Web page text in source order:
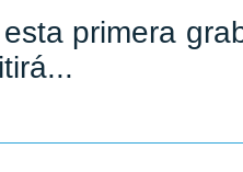
primera